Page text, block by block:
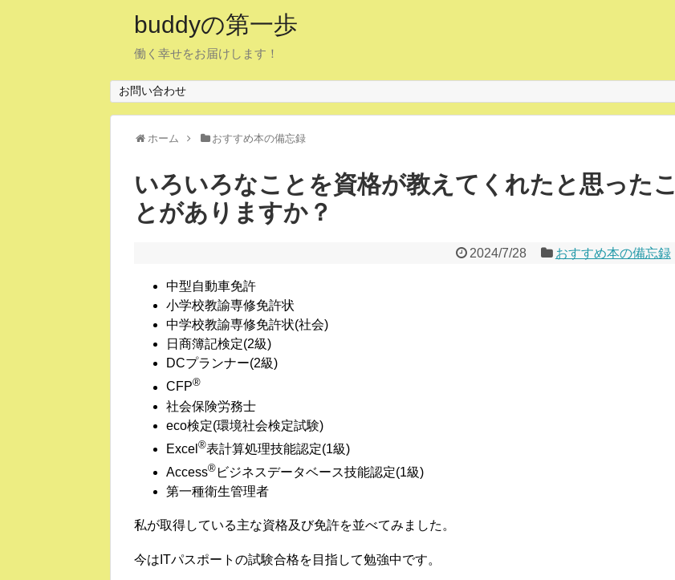
buddyの第一歩
働く幸せをお届けします！
お問い合わせ
ホーム おすすめ本の備忘録
いろいろなことを資格が教えてくれたと思ったこ
とがありますか？
2024/7/28 おすすめ本の備忘録
中型自動車免許
小学校教諭専修免許状
中学校教諭専修免許状(社会)
日商簿記検定(2級)
DCプランナー(2級)
CFP®
社会保険労務士
eco検定(環境社会検定試験)
Excel ®表計算処理技能認定(1級)
Access® ビジネスデータベース技能認定(1級)
第一種衛生管理者
私が取得している主な資格及び免許を並べてみました。
今はITパスポートの試験合格を目指して勉強中です。